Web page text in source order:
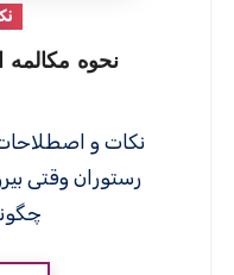
نحوه مکالمه
نکات و اصطلاحات برای مکالمه انگلیسی در
رستوران وقتی